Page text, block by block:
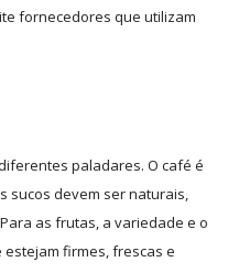
fornecedores que utilizam
paladares. O café é
sucos devem ser naturais,
as frutas, a variedade e o
estejam firmes, frescas e